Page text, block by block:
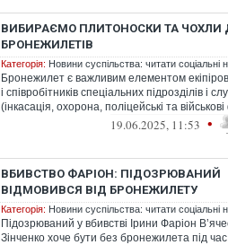
ВИБИРАЄМО ПЛИТОНОСКИ ТА ЧОХЛИ
БРОНЕЖИЛЕТІВ
Категорія: Новини суспільства: читати соціальні
Бронежилет є важливим елементом
і співробітників спеціальних підрозділів і
(інкасація, охорона, поліцейські та
19.06.2025, 11:53 •
ВБИВСТВО ФАРІОН: ПІДОЗРЮВАНИЙ
ВІДМОВИВСЯ ВІД БРОНЕЖИЛЕТУ
Категорія: Новини суспільства: читати соціальні
Підозрюваний у вбивстві Ірини Фаріон
Зінченко хоче бути без бронежилета під